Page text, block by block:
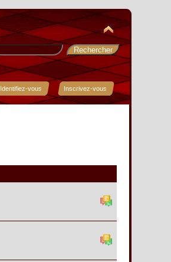
Identifiez-vous Inscrivez-vous